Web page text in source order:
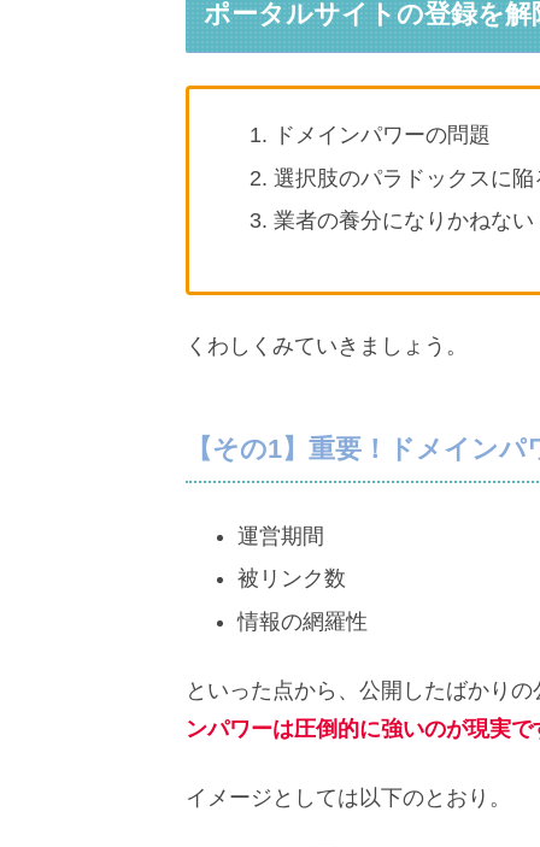
ポータルサイトの登録を
ドメインパワーの問題
選択肢のパラドックスに陥
業者の養分になりかねない
くわしくみていきましょう。
【その1】重要！ドメイン
運営期間
被リンク数
情報の網羅性
といった点から、公開したばかり
ンパワーは圧倒的に強いのが現実で
イメージとしては以下のとおり。